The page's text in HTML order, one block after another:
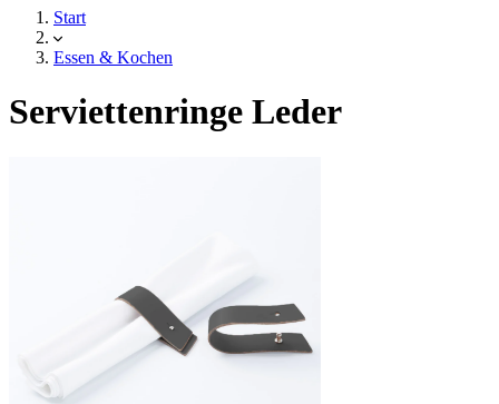
Start
Essen & Kochen
Serviettenringe Leder